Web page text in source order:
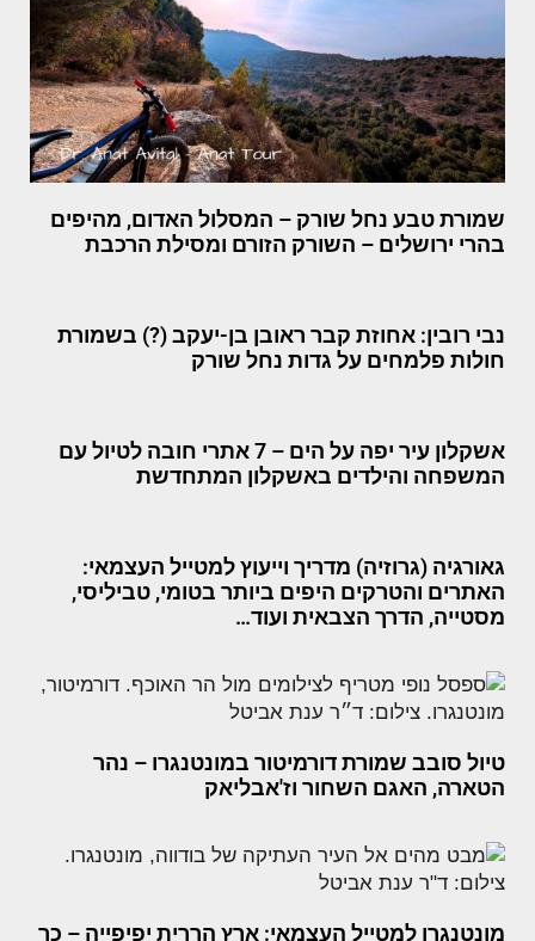
שמורת טבע נחל שורק – המסלול האדום, מהיפים
בהרי ירושלים – השורק הזורם ומסילת הרכבת
נבי רובין: אחוזת קבר ראובן בן-יעקב (?) בשמורת
חולות פלמחים על גדות נחל שורק
אשקלון עיר יפה על הים – 7 אתרי חובה לטיול עם
המשפחה והילדים באשקלון המתחדשת
גאורגיה (גרוזיה) מדריך וייעוץ למטייל העצמאי:
האתרים והטרקים היפים ביותר בטומי, טביליסי,
מסטייה, הדרך הצבאית ועוד…
טיול סובב שמורת דורמיטור במונטנגרו – נהר
הטארה, האגם השחור וז'אבליאק
מונטנגרו למטייל העצמאי: ארץ הררית יפיפייה – כך